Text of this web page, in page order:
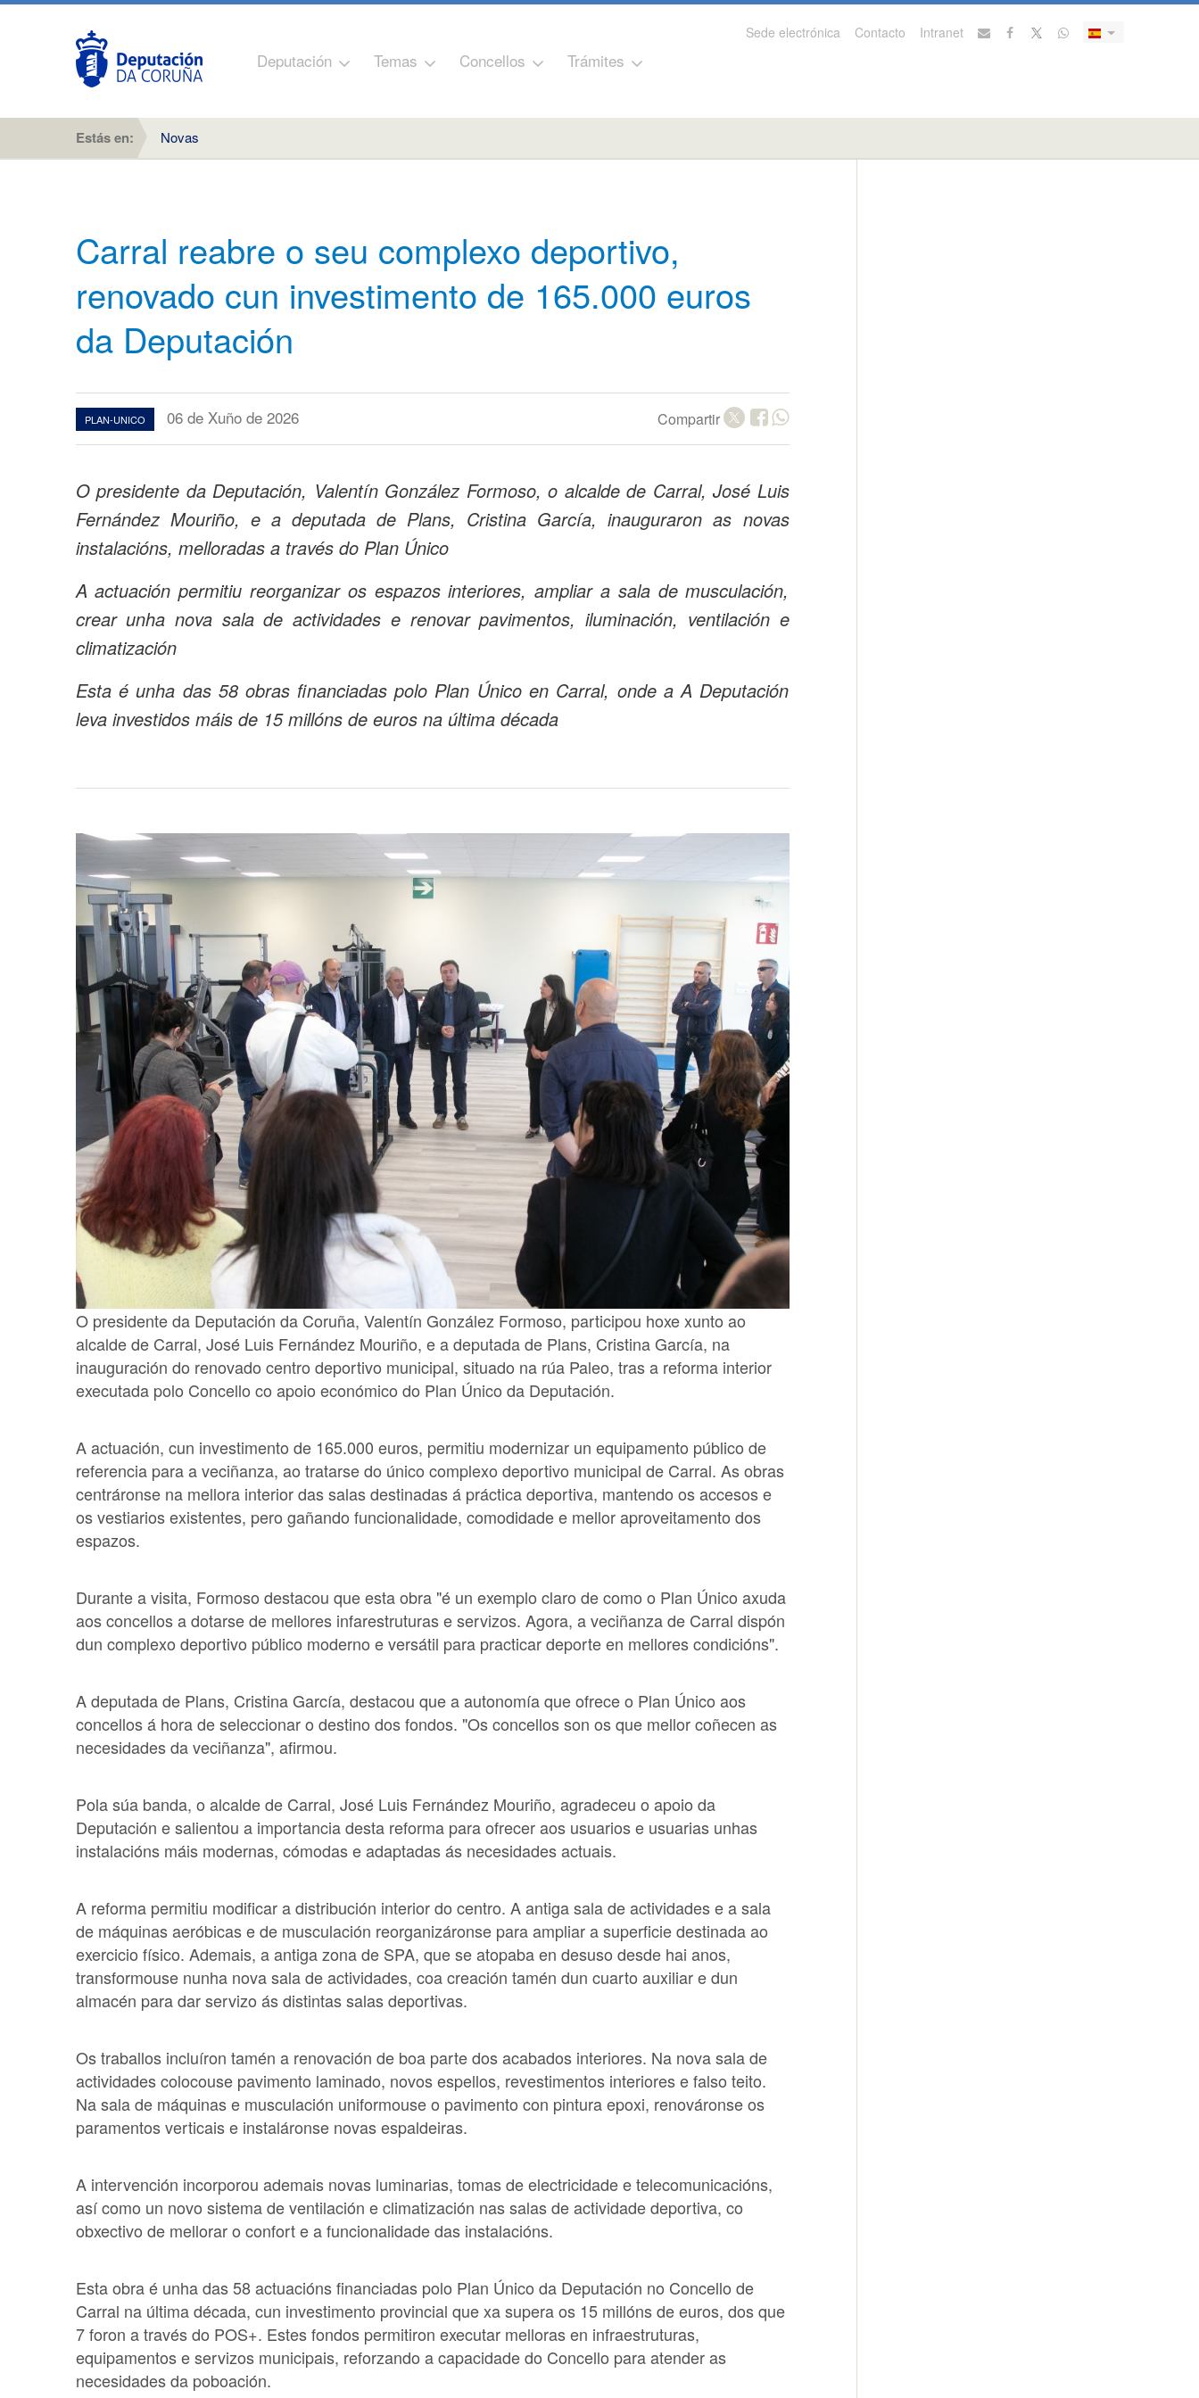
Sede electrónica Contacto Intranet
Deputación Temas Concellos Trámites
Estás en: Novas
Carral reabre o seu complexo deportivo,
renovado cun investimento de 165.000 euros
da Deputación
PLAN-UNICO 06 de Xuño de 2026 Compartir
O presidente da Deputación, Valentín González Formoso, o alcalde de Carral, José Luis
Fernández Mouriño, e a deputada de Plans, Cristina García, inauguraron as novas
instalacións, melloradas a través do Plan Único
A actuación permitiu reorganizar os espazos interiores, ampliar a sala de musculación,
crear unha nova sala de actividades e renovar pavimentos, iluminación, ventilación e
climatización
Esta é unha das 58 obras financiadas polo Plan Único en Carral, onde a A Deputación
leva investidos máis de 15 millóns de euros na última década
O presidente da Deputación da Coruña, Valentín González Formoso, participou hoxe xunto ao
alcalde de Carral, José Luis Fernández Mouriño, e a deputada de Plans, Cristina García, na
inauguración do renovado centro deportivo municipal, situado na rúa Paleo, tras a reforma interior
executada polo Concello co apoio económico do Plan Único da Deputación.
A actuación, cun investimento de 165.000 euros, permitiu modernizar un equipamento público de
referencia para a veciñanza, ao tratarse do único complexo deportivo municipal de Carral. As obras
centráronse na mellora interior das salas destinadas á práctica deportiva, mantendo os accesos e
os vestiarios existentes, pero gañando funcionalidade, comodidade e mellor aproveitamento dos
espazos.
Durante a visita, Formoso destacou que esta obra "é un exemplo claro de como o Plan Único axuda
aos concellos a dotarse de mellores infarestruturas e servizos. Agora, a veciñanza de Carral dispón
dun complexo deportivo público moderno e versátil para practicar deporte en mellores condicións".
A deputada de Plans, Cristina García, destacou que a autonomía que ofrece o Plan Único aos
concellos á hora de seleccionar o destino dos fondos. "Os concellos son os que mellor coñecen as
necesidades da veciñanza", afirmou.
Pola súa banda, o alcalde de Carral, José Luis Fernández Mouriño, agradeceu o apoio da
Deputación e salientou a importancia desta reforma para ofrecer aos usuarios e usuarias unhas
instalacións máis modernas, cómodas e adaptadas ás necesidades actuais.
A reforma permitiu modificar a distribución interior do centro. A antiga sala de actividades e a sala
de máquinas aeróbicas e de musculación reorganizáronse para ampliar a superficie destinada ao
exercicio físico. Ademais, a antiga zona de SPA, que se atopaba en desuso desde hai anos,
transformouse nunha nova sala de actividades, coa creación tamén dun cuarto auxiliar e dun
almacén para dar servizo ás distintas salas deportivas.
Os traballos incluíron tamén a renovación de boa parte dos acabados interiores. Na nova sala de
actividades colocouse pavimento laminado, novos espellos, revestimentos interiores e falso teito.
Na sala de máquinas e musculación uniformouse o pavimento con pintura epoxi, renováronse os
paramentos verticais e instaláronse novas espaldeiras.
A intervención incorporou ademais novas luminarias, tomas de electricidade e telecomunicacións,
así como un novo sistema de ventilación e climatización nas salas de actividade deportiva, co
obxectivo de mellorar o confort e a funcionalidade das instalacións.
Esta obra é unha das 58 actuacións financiadas polo Plan Único da Deputación no Concello de
Carral na última década, cun investimento provincial que xa supera os 15 millóns de euros, dos que
7 foron a través do POS+. Estes fondos permitiron executar melloras en infraestruturas,
equipamentos e servizos municipais, reforzando a capacidade do Concello para atender as
necesidades da poboación.